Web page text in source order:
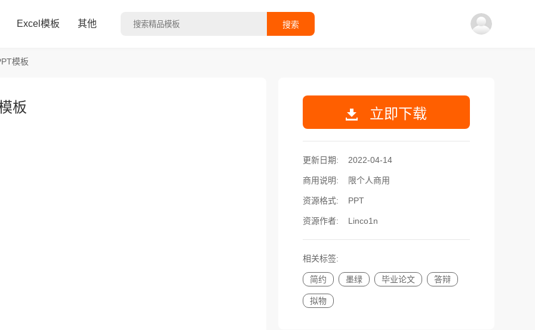
Excel模板 其他 搜索
模板
立即下载
更新日期: 2022-04-14
商用说明: 限个人商用
资源格式: PPT
资源作者: Linco1n
相关标签:
简约 墨绿 毕业论文 答辩
拟物
板